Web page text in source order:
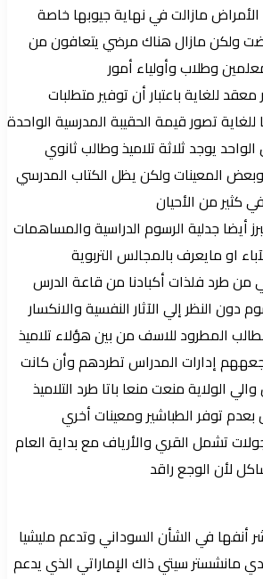
مازالت في نهاية جيوبها خاصة
ولكن مازال هناك مرضي يتعافون من
وطلاب وأولياء أمور
للغاية باعتبار أن توفير متطلبات
تصور قيمة الحقيبة المدرسية الواحدة
يوجد ثلاثة تلاميذ وطالب ثانوي
المعينات ولكن يظل الكتاب المدرسي
كثير من الأحيان
أيضا جدلية الرسوم الدراسية والمساهمات
او مايعرف بالمجالس التربوية
من طرد فلذات أكبادنا من قاعة الدرس
النظر إلي الآثار النفسية والانكسار
المطرود للاسف من بين هؤلاء تلاميذ
إدارات المدراس تطردهم وأن كانت
الولاية منعت منعا باتا طرد التلاميذ
بعدم توفر الطباشير ومعينات أخري
تشمل القري والأرياف مع بداية العام
لأن الوجع راقد
أنفها في الشأن السوداني وتدعم مليشيا
مانشستر سيتي ذاك الإماراتي الذي يدعم